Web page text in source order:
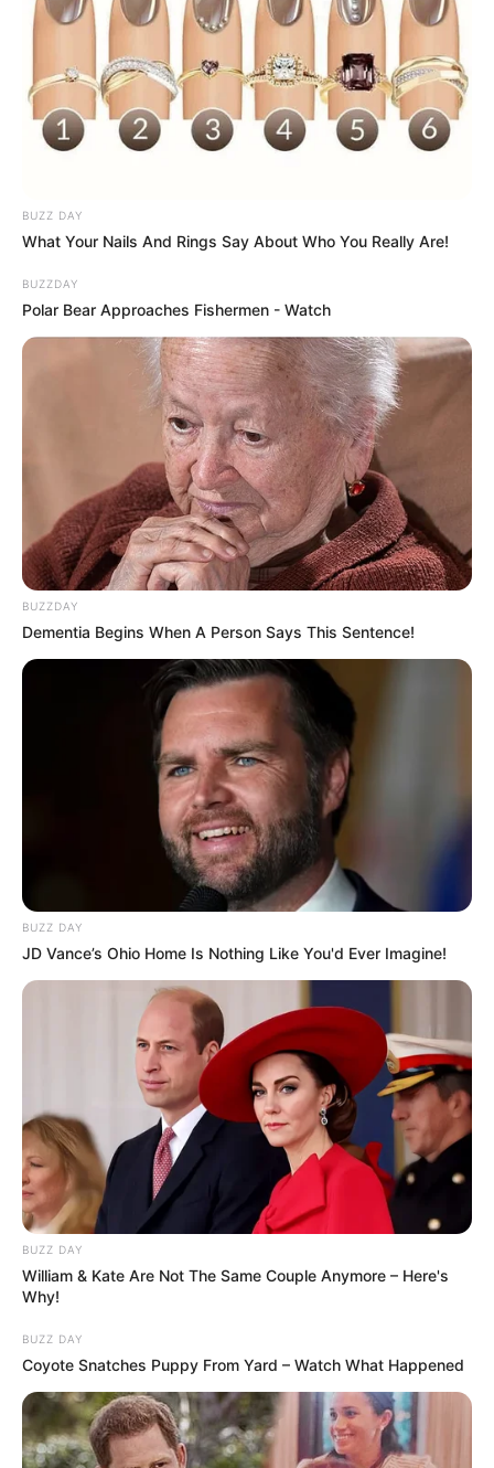
BUZZ DAY
What Your Nails And Rings Say About Who You Really Are!
BUZZDAY
Polar Bear Approaches Fishermen - Watch
BUZZDAY
Dementia Begins When A Person Says This Sentence!
BUZZ DAY
JD Vance’s Ohio Home Is Nothing Like You'd Ever Imagine!
BUZZ DAY
William & Kate Are Not The Same Couple Anymore – Here's
Why!
BUZZ DAY
Coyote Snatches Puppy From Yard – Watch What Happened